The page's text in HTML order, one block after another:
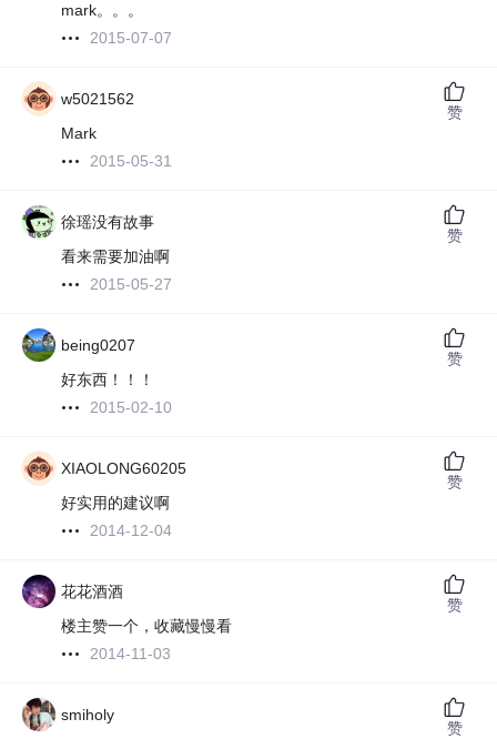
mark。。。
2015-07-07
w5021562
Mark
2015-05-31
赞
徐瑶没有故事
看来需要加油啊
2015-05-27
赞
being0207
好东西！！！
2015-02-10
赞
XIAOLONG60205
好实用的建议啊
2014-12-04
赞
花花酒酒
楼主赞一个，收藏慢慢看
2014-11-03
赞
smiholy
赞